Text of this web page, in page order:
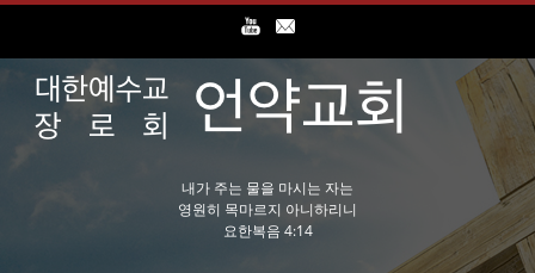
내가 주는 물을 마시는 자는
영원히 목마르지 아니하리니
요한복음 4:14